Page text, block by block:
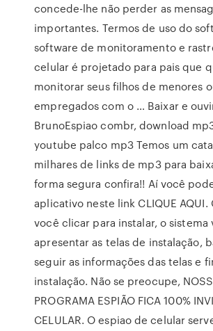
concede-lhe não perder as
importantes. Termos de uso do
software de monitoramento e
celular é projetado para pais que
monitorar seus filhos de menores
empregados com o … Baixar e
BrunoEspiao combr, download
youtube palco mp3 Temos um
milhares de links de mp3 para
forma segura confira!! Aí você
aplicativo neste link CLIQUE AQUI.
você clicar para instalar, o sistema
apresentar as telas de instalação,
seguir as informações das telas e
instalação. Não se preocupe,
PROGRAMA ESPIÃO FICA 100%
CELULAR. O espiao de celular